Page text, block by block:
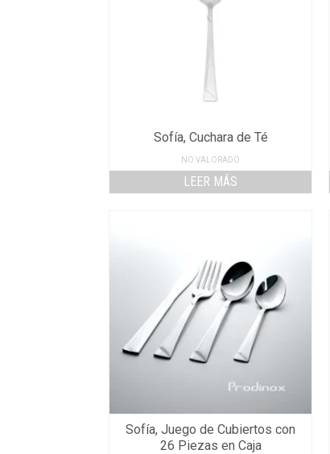
Sofía, Cuchara de Té
NO VALORADO
LEER MÁS
Sofía, Juego de Cubiertos con
26 Piezas en Caja